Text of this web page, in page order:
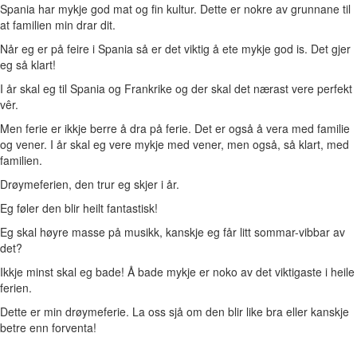
Spania har mykje god mat og fin kultur. Dette er nokre av grunnane til
at familien min drar dit.
Når eg er på feire i Spania så er det viktig å ete mykje god is. Det gjer
eg så klart!
I år skal eg til Spania og Frankrike og der skal det nærast vere perfekt
vêr.
Men ferie er ikkje berre å dra på ferie. Det er også å vera med familie
og vener. I år skal eg vere mykje med vener, men også, så klart, med
familien.
Drøymeferien, den trur eg skjer i år.
Eg føler den blir heilt fantastisk!
Eg skal høyre masse på musikk, kanskje eg får litt sommar-vibbar av
det?
Ikkje minst skal eg bade! Å bade mykje er noko av det viktigaste i heile
ferien.
Dette er min drøymeferie. La oss sjå om den blir like bra eller kanskje
betre enn forventa!